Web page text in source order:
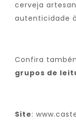
cerveja
autenticidade
Confira
grupos de
Site: